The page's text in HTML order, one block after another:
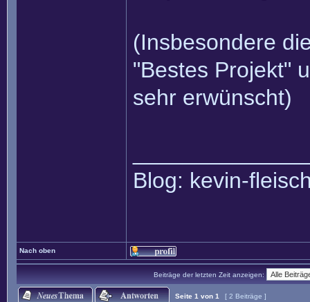
(Insbesondere
"Bestes Projekt"
sehr erwünscht)
Blog: kevin-
Nach oben
Beiträge der letzten Zeit anzeigen:
Seite 1 von 1
[ 2 Beiträge ]